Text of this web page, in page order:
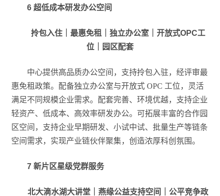
6 超低成本研发办公空间
拎包入住｜最惠免租｜独立办公室｜开放式OPC工
位｜园区配套
中心提供高品质办公空间，支持拎包入驻，经评审最
惠免租政策。配备独立办公室与开放式 OPC 工位，灵活
满足不同规模企业需求。配套完善、环境优越，支持企业
轻资产、低成本、高效率研发办公。可拓展丰富的合作园
区空间，支持企业早期研发、小试中试、批量生产等链条
空间需求，实现产业链伙伴聚集，创造浓厚科创氛围。
7 新片区星级党群服务
北大滴水湖大讲堂｜燕缘公益支持空间｜公平竞争政